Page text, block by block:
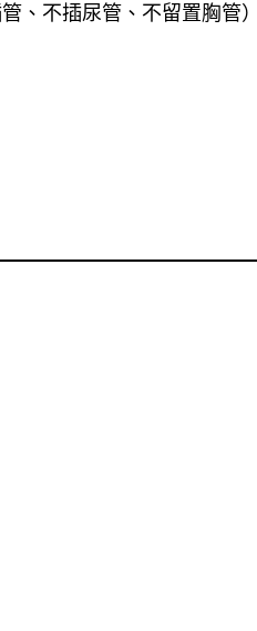
、不插尿管、不留置胸管